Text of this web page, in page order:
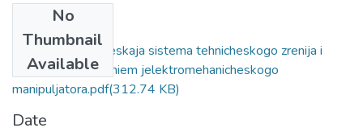
No
Thumbnail
Available
Odnoparametricheskaja sistema tehnicheskogo zrenija i
upravlenija dvizheniem jelektromehanicheskogo
manipuljatora.pdf(312.74 KB)
Date